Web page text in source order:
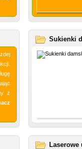
z
Sukienki